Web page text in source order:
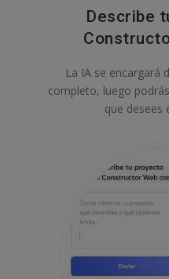
Describe
La IA se encargará
completo, luego
que desees